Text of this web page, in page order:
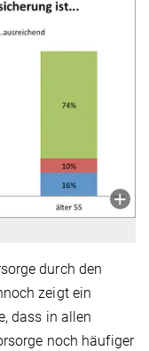
durch den
zeigt ein
dass in allen
noch häufiger